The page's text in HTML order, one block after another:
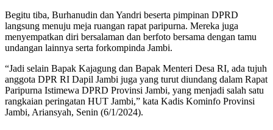
Begitu tiba, Burhanudin dan Yandri beserta pimpinan DPRD
langsung menuju meja ruangan rapat paripurna. Mereka juga
menyempatkan diri bersalaman dan berfoto bersama dengan tamu
undangan lainnya serta forkompinda Jambi.
“Jadi selain Bapak Kajagung dan Bapak Menteri Desa RI, ada tujuh
anggota DPR RI Dapil Jambi juga yang turut diundang dalam Rapat
Paripurna Istimewa DPRD Provinsi Jambi, yang menjadi salah satu
rangkaian peringatan HUT Jambi,” kata Kadis Kominfo Provinsi
Jambi, Ariansyah, Senin (6/1/2024).